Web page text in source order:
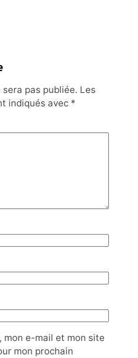
pas publiée. Les
indiqués avec *
mon e-mail et mon site
mon prochain